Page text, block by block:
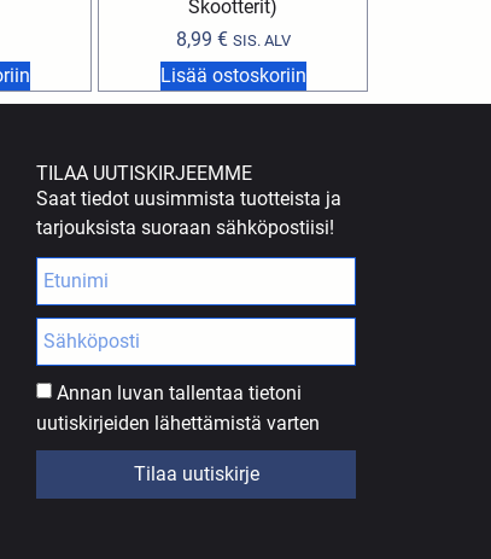
Skootterit)
8,99 € SIS. ALV
Lisää ostoskoriin
TILAA UUTISKIRJEEMME
Saat tiedot uusimmista tuotteista ja
tarjouksista suoraan sähköpostiisi!
Annan luvan tallentaa tietoni
uutiskirjeiden lähettämistä varten
Tilaa uutiskirje